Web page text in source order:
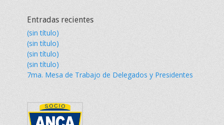
Entradas recientes
(sin título)
(sin título)
(sin título)
(sin título)
7ma. Mesa de Trabajo de Delegados y Presidentes